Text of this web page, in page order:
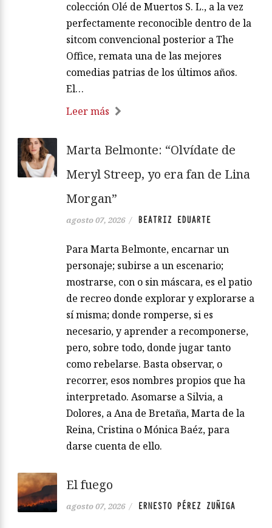
colección Olé de Muertos S. L., a la vez
perfectamente reconocible dentro de la
sitcom convencional posterior a The
Office, remata una de las mejores
comedias patrias de los últimos años.
El…
Leer más
Marta Belmonte: “Olvídate de
Meryl Streep, yo era fan de Lina
Morgan”
agosto 07, 2026 / BEATRIZ EDUARTE
Para Marta Belmonte, encarnar un
personaje; subirse a un escenario;
mostrarse, con o sin máscara, es el patio
de recreo donde explorar y explorarse a
sí misma; donde romperse, si es
necesario, y aprender a recomponerse,
pero, sobre todo, donde jugar tanto
como rebelarse. Basta observar, o
recorrer, esos nombres propios que ha
interpretado. Asomarse a Silvia, a
Dolores, a Ana de Bretaña, Marta de la
Reina, Cristina o Mónica Baéz, para
darse cuenta de ello.
El fuego
agosto 07, 2026 / ERNESTO PÉREZ ZUÑIGA